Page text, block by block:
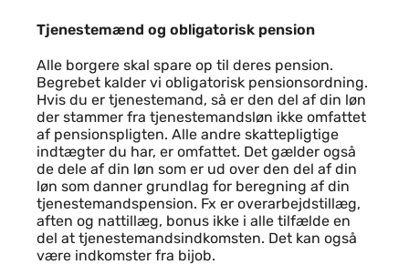
Tjenestemænd og obligatorisk
Tjenestemænd og obligatorisk pension
Alle borgere skal spare op til deres pension.
Begrebet kalder vi obligatorisk pensionsordning.
Hvis du er tjenestemand, så er den del af din løn
der stammer fra tjenestemandsløn ikke omfattet
af pensionspligten. Alle andre skattepligtige
indtægter du har, er omfattet. Det gælder også
de dele af din løn som er ud over den del af din
løn som danner grundlag for beregning af din
tjenestemandspension. Fx er overarbejdstillæg,
aften og nattillæg, bonus ikke i alle tilfælde en
del at tjenestemandsindkomsten. Det kan også
være indkomster fra bijob.